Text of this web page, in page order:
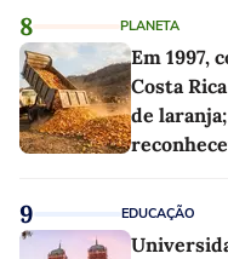
8 PLANETA
Em 1997,
Costa
de
9 EDUCAÇÃO